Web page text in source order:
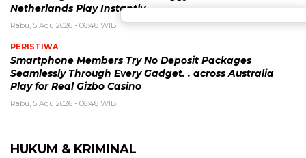
Netherlands Play Instantly
Rabu, 5 Agu 2026 - 06:48 WIB
PERISTIWA
Smartphone Members Try No Deposit Packages
Seamlessly Through Every Gadget. . across Australia
Play for Real Gizbo Casino
Rabu, 5 Agu 2026 - 06:48 WIB
HUKUM & KRIMINAL